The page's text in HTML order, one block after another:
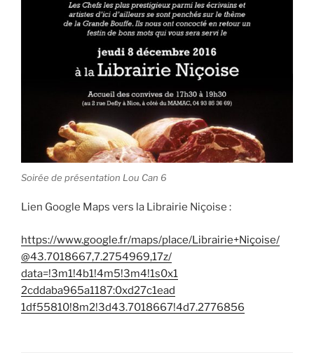
Soirée de présentation Lou Can 6
Lien Google Maps vers la Librairie Niçoise :
https://www.google.fr/maps/place/Librairie+Niçoise/
@43.7018667,7.2754969,17z/
data=!3m1!4b1!4m5!3m4!1s0x1
2cddaba965a1187:0xd27c1ead
1df55810!8m2!3d43.7018667!4d7.2776856